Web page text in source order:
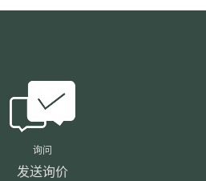
询问
发送询价